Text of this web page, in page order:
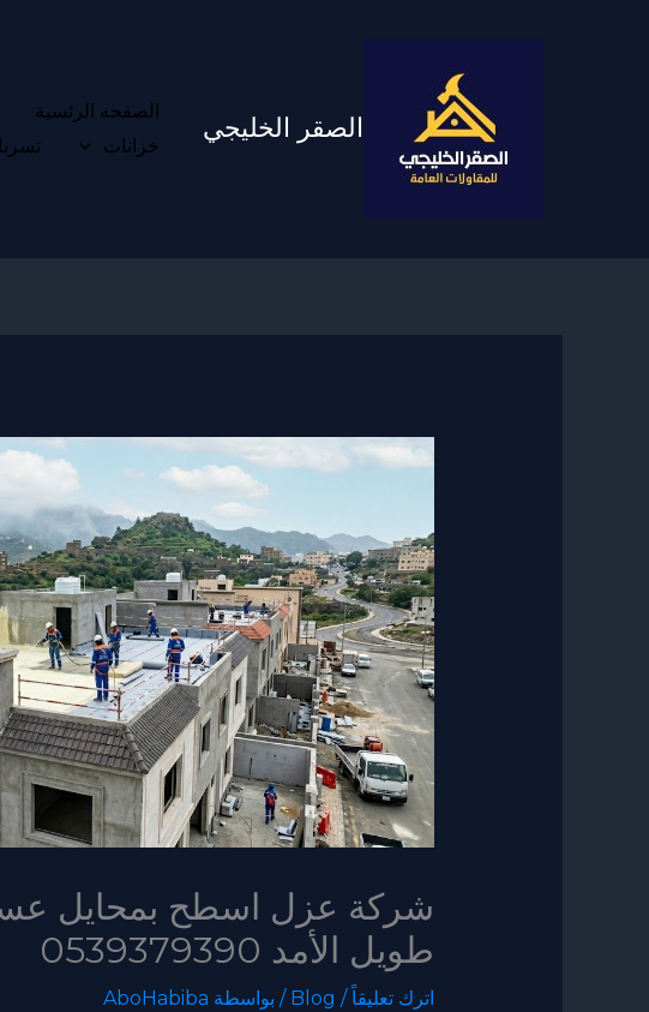
الصقر الخليجي
الصفحه الرئسية
خزانات
شركة عزل اسطح بمحايل
طويل الأمد 0539379390
اترك تعليقاً /
Blog / بواسطة AboHabiba